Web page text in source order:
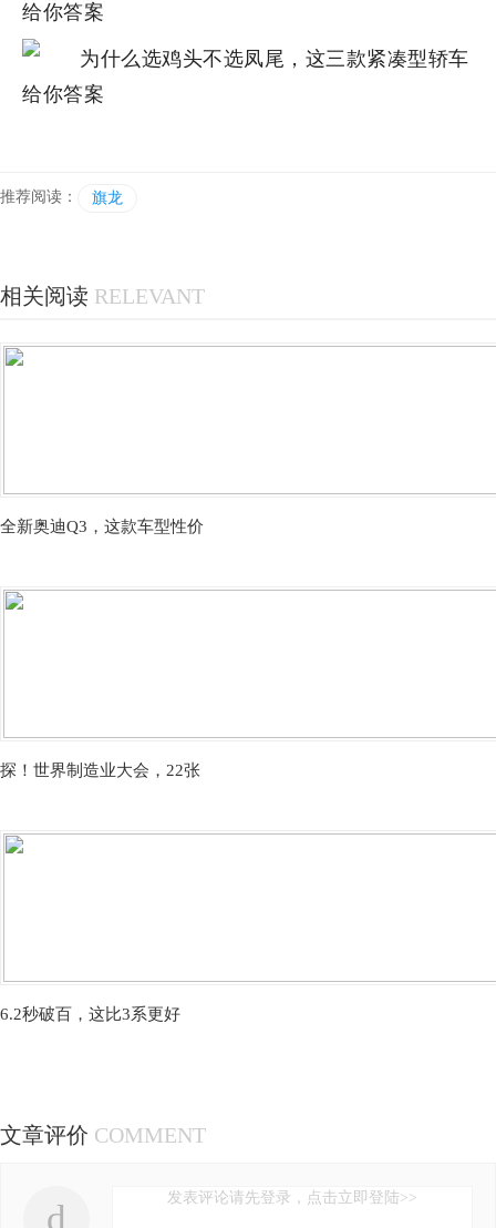
推荐阅读： 旗龙
相关阅读 RELEVANT
全新奥迪Q3，这款车型性价
探！世界制造业大会，22张
6.2秒破百，这比3系更好
文章评价 COMMENT
d 发表评论请先登录，点击立即登陆>>